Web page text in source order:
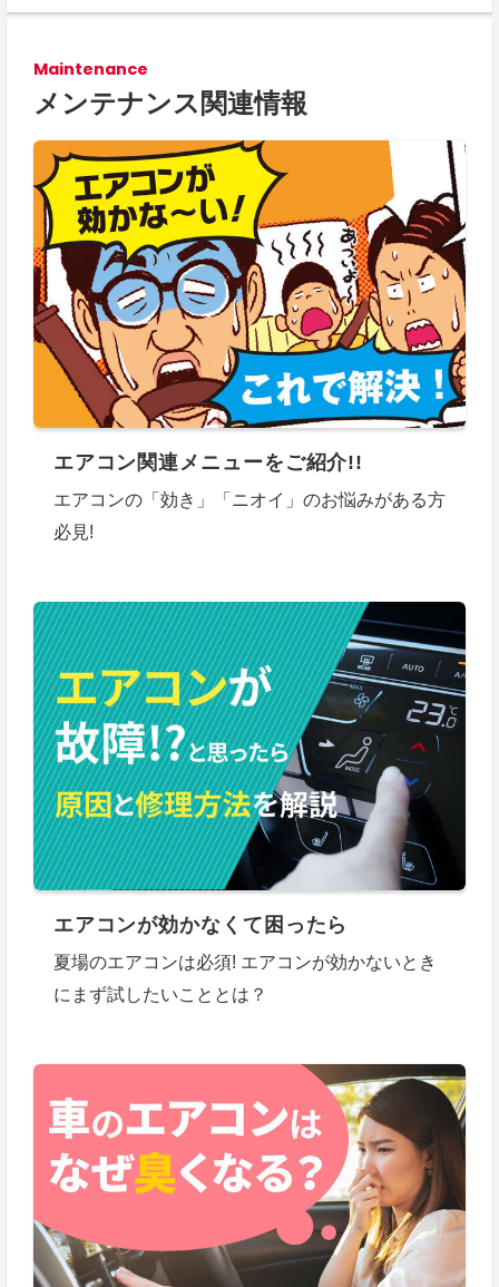
Maintenance
メンテナンス関連情報
エアコン関連メニューをご紹介!!
エアコンの「効き」「ニオイ」のお悩みがある方
必見!
エアコンが効かなくて困ったら
夏場のエアコンは必須! エアコンが効かないとき
にまず試したいこととは？